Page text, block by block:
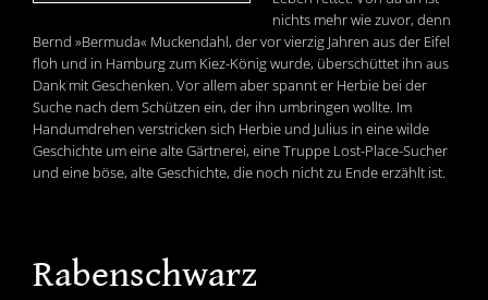
nichts mehr wie zuvor, denn
Bernd »Bermuda« Muckendahl, der vor vierzig Jahren aus der Eifel
floh und in Hamburg zum Kiez-König wurde, überschüttet ihn aus
Dank mit Geschenken. Vor allem aber spannt er Herbie bei der
Suche nach dem Schützen ein, der ihn umbringen wollte. Im
Handumdrehen verstricken sich Herbie und Julius in eine wilde
Geschichte um eine alte Gärtnerei, eine Truppe Lost-Place-Sucher
und eine böse, alte Geschichte, die noch nicht zu Ende erzählt ist.
Rabenschwarz